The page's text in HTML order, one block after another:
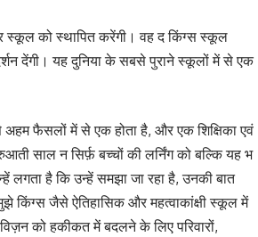
स्कूल को स्थापित करेंगी। वह द किंग्स स्कूल
देंगी। यह दुनिया के सबसे पुराने स्कूलों में से एक
फैसलों में से एक होता है, और एक शिक्षिका एवं
साल न सिर्फ़ बच्चों की लर्निंग को बल्कि यह भ
है कि उन्हें समझा जा रहा है, उनकी बात
किंग्स जैसे ऐतिहासिक और महत्वाकांक्षी स्कूल में
को हकीकत में बदलने के लिए परिवारों,